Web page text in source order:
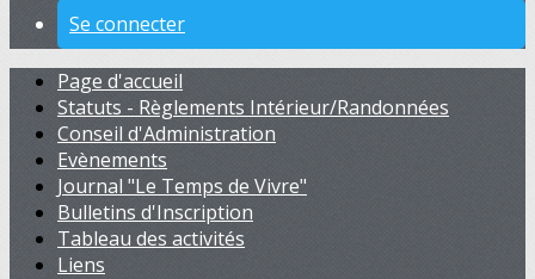
Se connecter
Page d'accueil
Statuts - Règlements Intérieur/Randonnées
Conseil d'Administration
Evènements
Journal "Le Temps de Vivre"
Bulletins d'Inscription
Tableau des activités
Liens